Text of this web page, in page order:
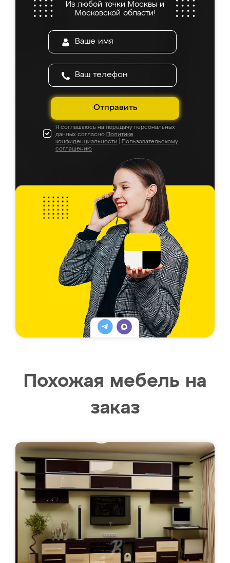
Из любой точки Москвы и
Московской области!
Отправить
Я соглашаюсь на передачу персональных
данных согласно Политике
конфиденциальности
Пользовательскому
соглашению
Похожая мебель на
заказ